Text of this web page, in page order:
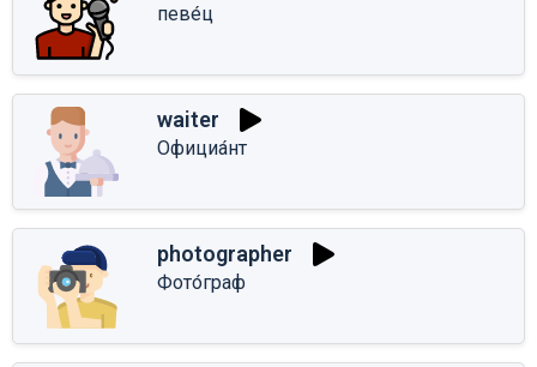
певе́ц
waiter
Официа́нт
photographer
Фото́граф